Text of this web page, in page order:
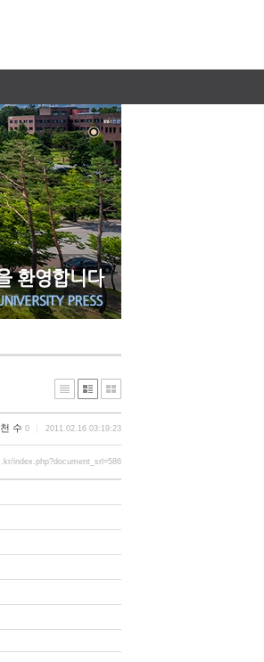
수 0 2011.02.16 03:19:23
index.php?document_srl=586